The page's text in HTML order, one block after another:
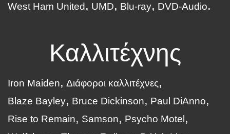
West Ham United
UMD Blu-ray DVD-Audio
Καλλιτέχνης
Iron Maiden
Διάφοροι καλλιτέχνες
Blaze Bayley
Bruce Dickinson
Paul DiAnno
Rise to Remain
Samson
Psycho Motel